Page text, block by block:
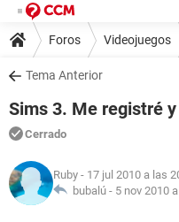
Foros Videojuegos
Tema Anterior
Sims 3. Me registré
Cerrado
Ruby - 17 jul 2010 a las
bubalú - 5 nov 2010